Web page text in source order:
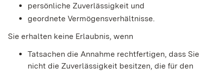
persönliche Zuverlässigkeit und
geordnete Vermögensverhältnisse.
Sie erhalten keine Erlaubnis, wenn
Tatsachen die Annahme rechtfertigen, dass Sie
nicht die Zuverlässigkeit besitzen, die für den